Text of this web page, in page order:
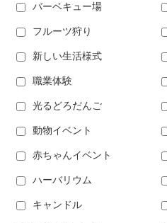
バーベキュー場
フルーツ狩り
新しい生活様式
職業体験
光るどろだんご
動物イベント
赤ちゃんイベント
ハーバリウム
キャンドル